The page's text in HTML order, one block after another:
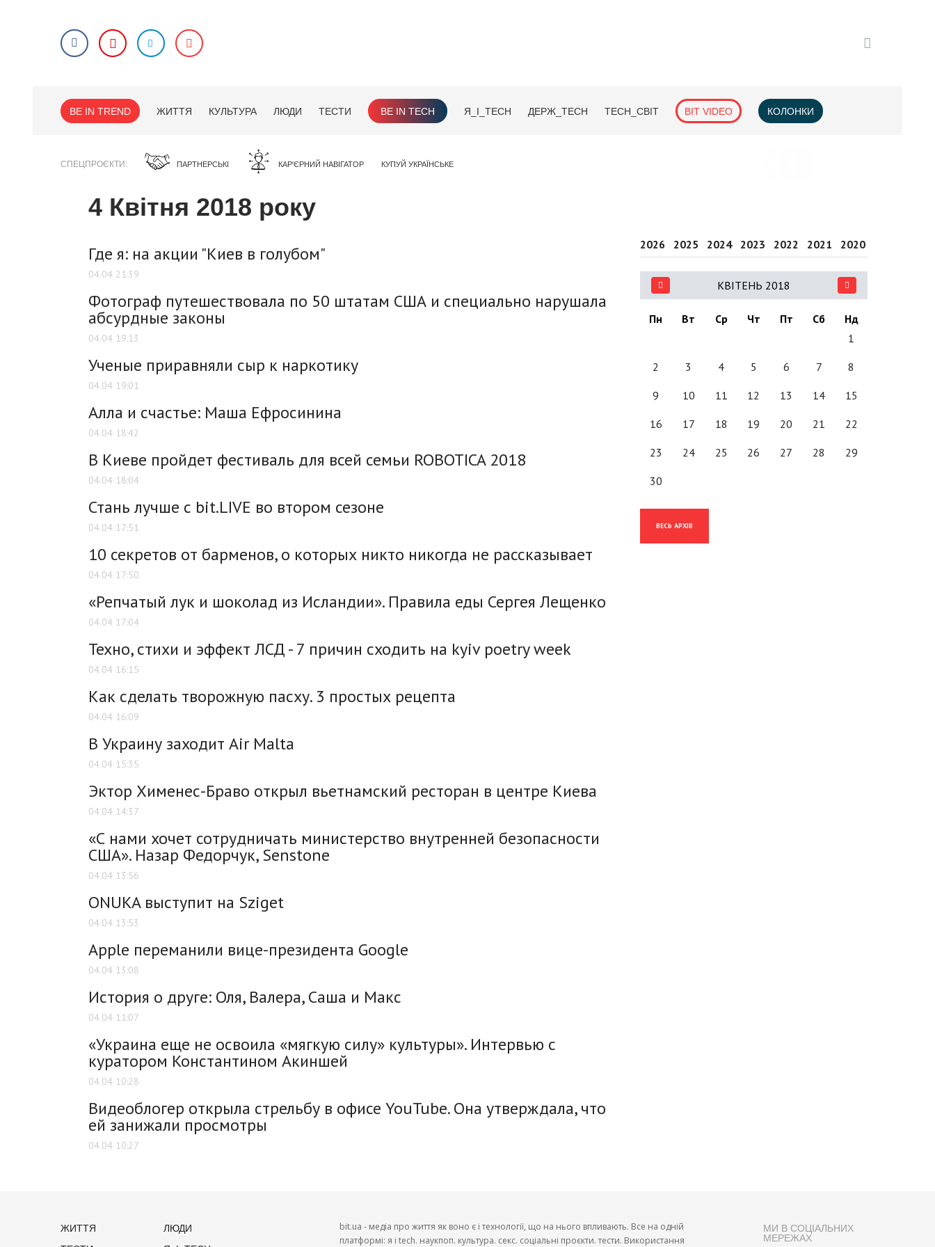
BE IN TREND ЖИТТЯ КУЛЬТУРА ЛЮДИ ТЕСТИ BE IN TECH Я_І_TECH ДЕРЖ_TECH TECH_СВІТ BIT VIDEO КОЛОНКИ
СПЕЦПРОЄКТИ ПАРТНЕРСЬКІ КАР'ЄРНИЙ НАВІГАТОР КУПУЙ УКРАЇНСЬКЕ
4 Квітня 2018 року
Где я: на акции "Киев в голубом"
04.04 21:39
Фотограф путешествовала по 50 штатам США и специально нарушала
абсурдные законы
04.04 19:13
Ученые приравняли сыр к наркотику
04.04 19:01
Алла и счастье: Маша Ефросинина
04.04 18:42
В Киеве пройдет фестиваль для всей семьи ROBOTICA 2018
04.04 18:04
Стань лучше с bit.LIVE во втором сезоне
04.04 17:51
10 секретов от барменов, о которых никто никогда не рассказывает
04.04 17:50
«Репчатый лук и шоколад из Исландии». Правила еды Сергея Лещенко
04.04 17:04
Техно, стихи и эффект ЛСД - 7 причин сходить на kyiv poetry week
04.04 16:15
Как сделать творожную пасху. 3 простых рецепта
04.04 16:09
В Украину заходит Air Malta
04.04 15:35
Эктор Хименес-Браво открыл вьетнамский ресторан в центре Киева
04.04 14:37
«С нами хочет сотрудничать министерство внутренней безопасности
США». Назар Федорчук, Senstone
04.04 13:56
ONUKA выступит на Sziget
04.04 13:53
Apple переманили вице-президента Google
04.04 13:08
История о друге: Оля, Валера, Саша и Макс
04.04 11:07
«Украина еще не освоила «мягкую силу» культуры». Интервью с
куратором Константином Акиншей
04.04 10:28
Видеоблогер открыла стрельбу в офисе YouTube. Она утверждала, что
ей занижали просмотры
04.04 10:27
2026 2025 2024 2023 2022 2021 2020
КВІТЕНЬ 2018
Пн Вт Ср Чт Пт Сб
Нд
1
2 3 4 5 6 7 8
9 10 11 12 13 14 15
16 17 18 19 20 21 22
23 24 25 26 27 28 29
30
ВЕСЬ АРХІВ
ЖИТТЯ
ЛЮДИ
МИ В СОЦІАЛЬНИХ
МЕРЕЖАХ
bit.ua - медіа про життя як воно є і технології, що на нього впливають. Все на одній
платформі: я і tech. наукпоп. культура. секс. соціальні проєкти. тести. Використання